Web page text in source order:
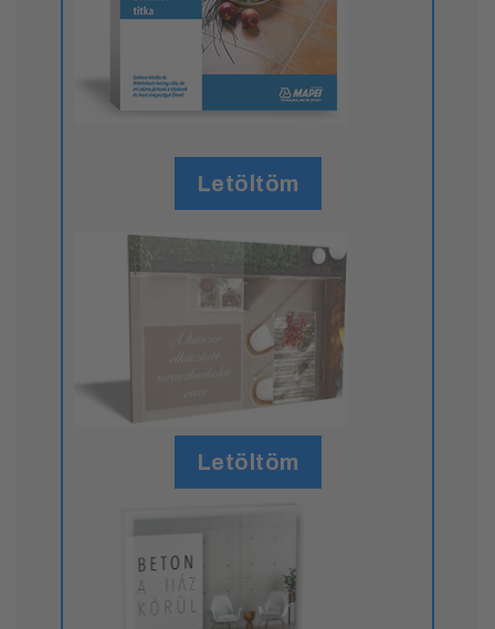
Letöltöm
Letöltöm